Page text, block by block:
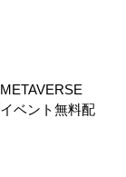
ベント無料配